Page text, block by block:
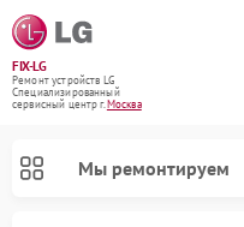
FIX-LG
Ремонт устройств LG
Специализированный
cервисный центр г.Москва
Мы ремонтируем